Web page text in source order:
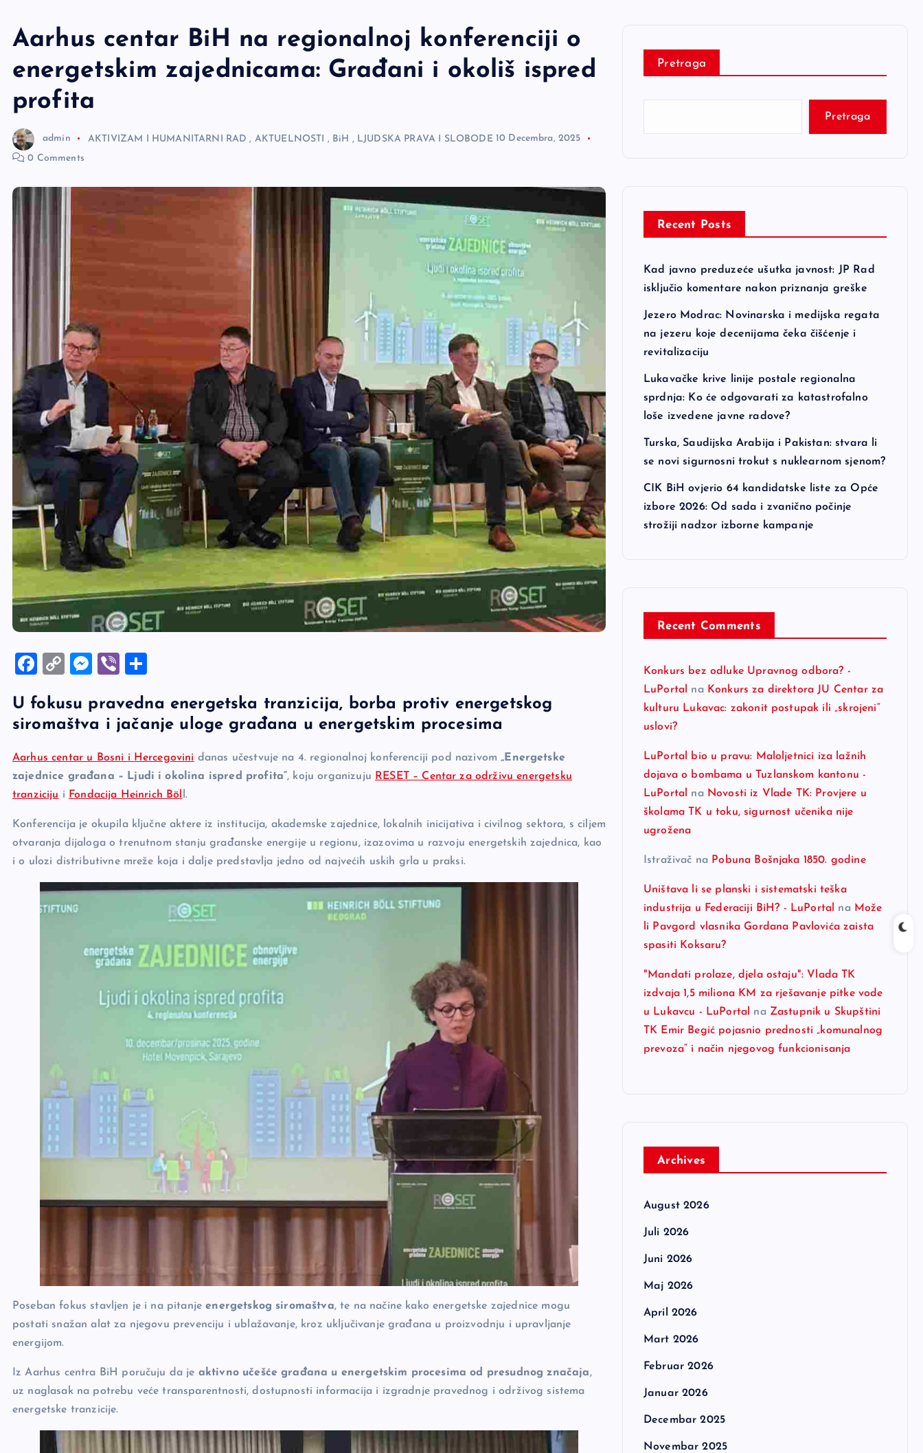
Aarhus centar BiH na regionalnoj konferenciji o
energetskim zajednicama: Građani i okoliš ispred
profita
admin AKTIVIZAM I HUMANITARNI RAD , AKTUELNOSTI , BiH , LJUDSKA PRAVA I SLOBODE 10 Decembra, 2025
0 Comments
F
c
e
b
o
o
k
C
p
y
Li
n
k
M
se
n
g
er
Vi
er ar
e
U fokusu pravedna energetska tranzicija, borba protiv energetskog
siromaštva i jačanje uloge građana u energetskim procesima
Aarhus centar u Bosni i Hercegovini danas učestvuje na 4. regionalnoj konferenciji pod nazivom „Energetske
zajednice građana – Ljudi i okolina ispred profita“, koju organizuju RESET – Centar za održivu energetsku
tranziciju i Fondacija Heinrich Böl l.
Konferencija je okupila ključne aktere iz institucija, akademske zajednice, lokalnih inicijativa i civilnog sektora, s ciljem
otvaranja dijaloga o trenutnom stanju građanske energije u regionu, izazovima u razvoju energetskih zajednica, kao
i o ulozi distributivne mreže koja i dalje predstavlja jedno od najvećih uskih grla u praksi.
Poseban fokus stavljen je i na pitanjeenergetskog siromaštva, te na načine kako energetske zajednice mogu
postati snažan alat za njegovu prevenciju i ublažavanje, kroz uključivanje građana u proizvodnju i upravljanje
energijom.
Iz Aarhus centra BiH poručuju da je aktivno učešće građana u energetskim procesima od presudnog značaja,
uz naglasak na potrebu veće transparentnosti, dostupnosti informacija i izgradnje pravednog i održivog sistema
energetske tranzicije.
Pretraga
Pretraga
Recent Posts
Kad javno preduzeće ušutka javnost: JP Rad
isključio komentare nakon priznanja greške
Jezero Modrac: Novinarska i medijska regata
na jezeru koje decenijama čeka čišćenje i
revitalizaciju
Lukavačke krive linije postale regionalna
sprdnja: Ko će odgovarati za katastrofalno
loše izvedene javne radove?
Turska, Saudijska Arabija i Pakistan: stvara li
se novi sigurnosni trokut s nuklearnom sjenom?
CIK BiH ovjerio 64 kandidatske liste za Opće
izbore 2026: Od sada i zvanično počinje
strožiji nadzor izborne kampanje
Recent Comments
Konkurs bez odluke Upravnog odbora? -
LuPortal
na Konkurs za direktora JU Centar za
kulturu Lukavac: zakonit postupak ili „skrojeni“
uslovi?
LuPortal bio u pravu: Maloljetnici iza lažnih
dojava o bombama u Tuzlanskom kantonu -
LuPortal
na Novosti iz Vlade TK: Provjere u
školama TK u toku, sigurnost učenika nije
ugrožena
Istraživač na Pobuna Bošnjaka 1850. godine
Uništava li se planski i sistematski teška
industrija u Federaciji BiH? - LuPortal
na Može
li Pavgord vlasnika Gordana Pavlovića zaista
spasiti Koksaru?
"Mandati prolaze, djela ostaju": Vlada TK
izdvaja 1,5 miliona KM za rješavanje pitke vode
u Lukavcu - LuPortal
na Zastupnik u Skupštini
TK Emir Begić pojasnio prednosti „komunalnog
prevoza“ i način njegovog funkcionisanja
Archives
August 2026
Juli 2026
Juni 2026
Maj 2026
April 2026
Mart 2026
Februar 2026
Januar 2026
Decembar 2025
Novembar 2025